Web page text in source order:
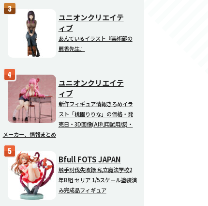
ユニオンクリエイテ
ィブ
あんているイラスト『美術部の
麗香先生』
ユニオンクリエイテ
ィブ
新作フィギュア情報きろめイラ
スト「桃園りりな」の価格・発
売日・3D画像(AI利用試用版)・
メーカー、情報まとめ
Bfull FOTS JAPAN
触手討伐失敗録 私立魔法学校2
年B組 セリア 1/5スケール塗装済
み完成品フィギュア